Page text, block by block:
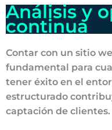
Análisis y
continua
Contar con un sitio
fundamental para
tener éxito en el
estructurado
captación de clientes.